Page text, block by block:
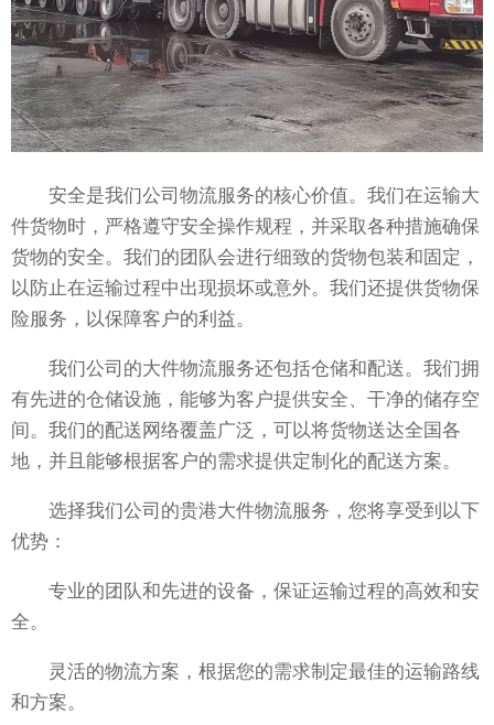
安全是我们公司物流服务的核心价值。我们在运输大
件货物时，严格遵守安全操作规程，并采取各种措施确保
货物的安全。我们的团队会进行细致的货物包装和固定，
以防止在运输过程中出现损坏或意外。我们还提供货物保
险服务，以保障客户的利益。
我们公司的大件物流服务还包括仓储和配送。我们拥
有先进的仓储设施，能够为客户提供安全、干净的储存空
间。我们的配送网络覆盖广泛，可以将货物送达全国各
地，并且能够根据客户的需求提供定制化的配送方案。
选择我们公司的贵港大件物流服务，您将享受到以下
优势：
专业的团队和先进的设备，保证运输过程的高效和安
全。
灵活的物流方案，根据您的需求制定最佳的运输路线
和方案。